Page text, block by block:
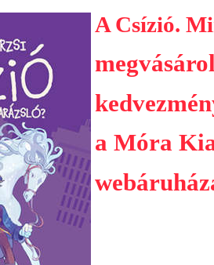
A Csízió.
a Móra